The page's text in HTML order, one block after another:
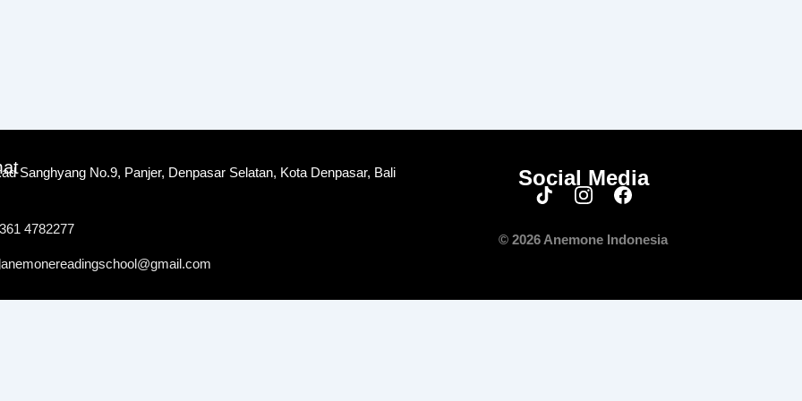
Sanghyang No.9, Panjer, Denpasar Selatan, Kota Denpasar, Bali
4782277
anemonereadingschool@gmail.com
Social Media
© 2026 Anemone Indonesia